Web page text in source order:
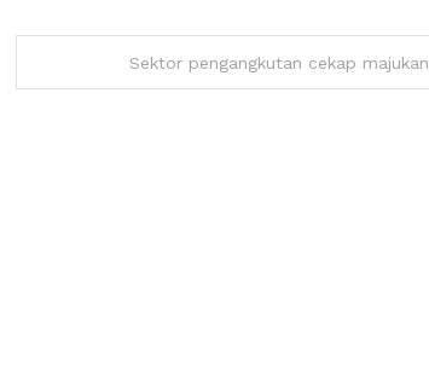
Sektor pengangkutan cekap majukan